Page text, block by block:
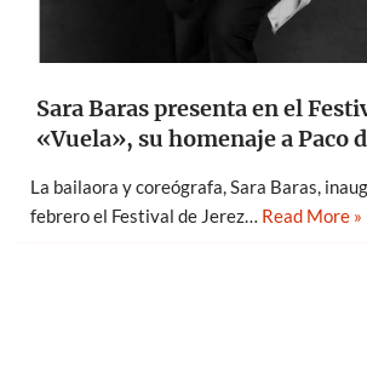
Sara Baras presenta en el
«Vuela», su homenaje a Paco
La bailaora y coreógrafa, Sara Baras,
febrero el Festival de Jerez… Read More »